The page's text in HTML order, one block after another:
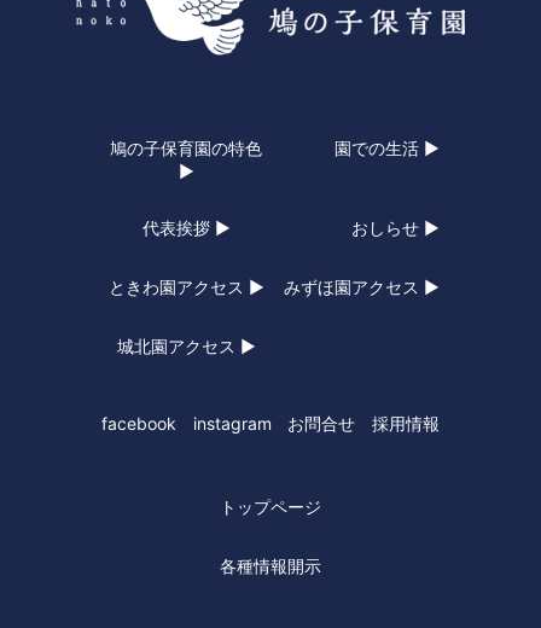
鳩の子保育園の特色
▶
園での生活 ▶
代表挨拶 ▶ おしらせ ▶
ときわ園アクセス ▶ みずほ園アクセス ▶
城北園アクセス ▶
facebook instagram お問合せ 採用情報
トップページ
各種情報開示